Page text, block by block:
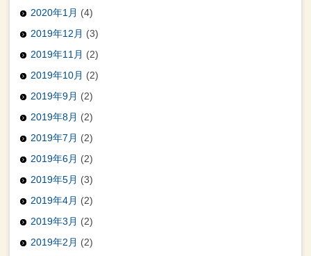
2020年1月 (4)
2019年12月 (3)
2019年11月 (2)
2019年10月 (2)
2019年9月 (2)
2019年8月 (2)
2019年7月 (2)
2019年6月 (2)
2019年5月 (3)
2019年4月 (2)
2019年3月 (2)
2019年2月 (2)